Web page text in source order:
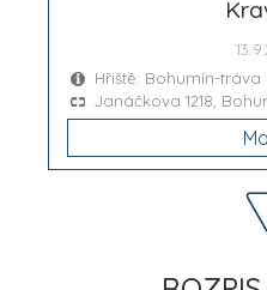
Hřiště: Bohumín-tráva
Janáčkova 1218,